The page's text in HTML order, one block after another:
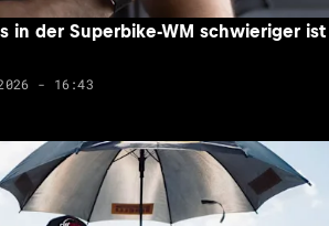
in der Superbike-WM schwieriger ist
- 16:43